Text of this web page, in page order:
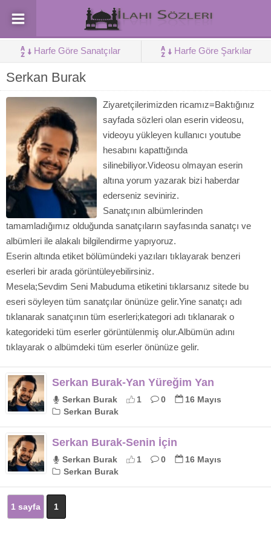
Harfe Göre Sanatçılar Harfe Göre Şarkılar
Serkan Burak
Ziyaretçilerimizden ricamız=Baktığınız
sayfada sözleri olan eserin videosu,
videoyu yükleyen kullanıcı youtube
hesabını kapattığında
silinebiliyor.Videosu olmayan eserin
altına yorum yazarak bizi haberdar
ederseniz seviniriz.
Sanatçının albümlerinden
tamamladığımız olduğunda sanatçıların sayfasında sanatçı ve
albümleri ile alakalı bilgilendirme yapıyoruz.
Eserin altında etiket bölümündeki yazıları tıklayarak benzeri
eserleri bir arada görüntüleyebilirsiniz.
Mesela;Sevdim Seni Mabuduma etiketini tıklarsanız sitede bu
eseri söyleyen tüm sanatçılar önünüze gelir.Yine sanatçı adı
tıklanarak sanatçının tüm eserleri;kategori adı tıklanarak o
kategorideki tüm eserler görüntülenmiş olur.Albümün adını
tıklayarak o albümdeki tüm eserler önünüze gelir.
Serkan Burak-Yan Yüreğim Yan
Serkan Burak 1 0
16 Mayıs
Serkan Burak
Serkan Burak-Senin İçin
Serkan Burak 1 0
16 Mayıs
Serkan Burak
1 sayfa 1